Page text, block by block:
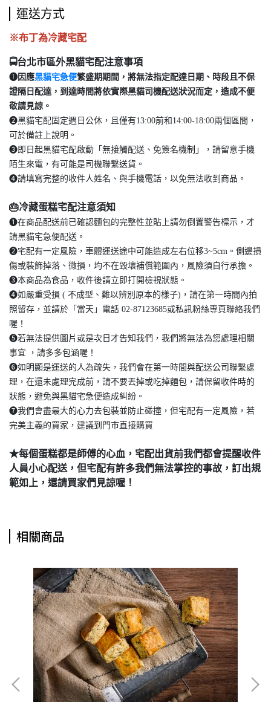
運送方式
※布丁為冷藏宅配
🚍台北市區外黑貓宅配注意事項
❶因應黑貓宅急便繁盛期期間，將無法指定配達日期、時段且不保
證隔日配達，到達時間將依實際黑貓司機配送狀況而定，造成不便
敬請見諒。
❷黑貓宅配固定週日公休，且僅有13:00前和14:00-18:00兩個區間，
可於備註上說明。
❸即日起黑貓宅配啟動「無接觸配送、免簽名機制」，請留意手機
陌生來電，有可能是司機聯繫送貨。
❹請填寫完整的收件人姓名、與手機電話，以免無法收到商品。
🎂冷藏蛋糕宅配注意須知
❶在商品配送前已確認麵包的完整性並貼上請勿倒置警告標示，才
請黑貓宅急便配送。
❷宅配有一定風險，車體運送途中可能造成左右位移3~5cm。側邊損
傷或裝飾掉落、微損，均不在毀壞補償範圍內，風險須自行承擔。
❸本商品為食品，收件後請立即打開檢視狀態。
❹如嚴重受損 ( 不成型、難以辨別原本的樣子)，請在第一時間內拍
照留存，並請於「當天」電話 02-87123685或私訊粉絲專頁聯絡我們
喔！
❺若無法提供圖片或是次日才告知我們，我們將無法為您處理相關
事宜 ，請多多包涵喔！
❻如明顯是運送的人為疏失，我們會在第一時間與配送公司聯繫處
理，在還未處理完成前，請不要丟掉或吃掉麵包，請保留收件時的
狀態，避免與黑貓宅急便造成糾紛。
❼我們會盡最大的心力去包裝並防止碰撞，但宅配有一定風險，若
完美主義的買家，建議到門市直接購買
★每個蛋糕都是師傅的心血，宅配出貨前我們都會提醒收件
人員小心配送，但宅配有許多我們無法掌控的事故，訂出規
範如上，還請買家們見諒喔！
相關商品